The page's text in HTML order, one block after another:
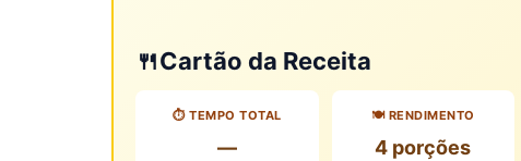
🍴Cartão da Receita
⏱️ TEMPO TOTAL
—
🍽️ RENDIMENTO
4 porções